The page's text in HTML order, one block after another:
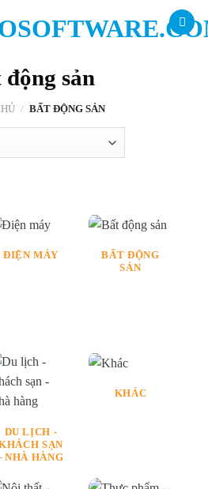
sản
/ BẤT ĐỘNG SẢN
ĐIỆN MÁY
BẤT ĐỘNG
SẢN
DU LỊCH -
SẠN
NHÀ HÀNG
KHÁC